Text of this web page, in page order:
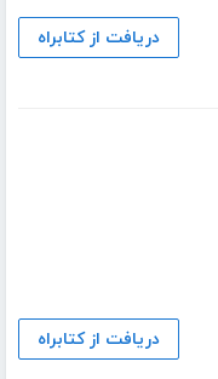
دریافت از کتابراه
دریافت از کتابراه